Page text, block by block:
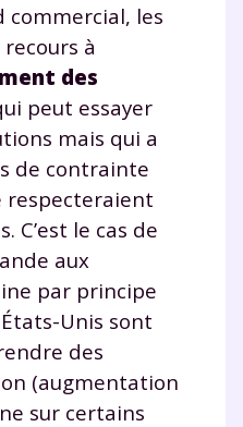
commercial, les
à
des
peut essayer
mais qui a
de contrainte
respecteraient
C’est le cas de
aux
par principe
Unis sont
des
(augmentation
sur certains
notre
soutien
vidéos,exercices
de révisions
parents pour
scolaire du CP à
disponibles
tchat, audio ou